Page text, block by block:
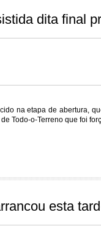
dita final
na etapa de abertura,
Todo-o-Terreno que foi
esta